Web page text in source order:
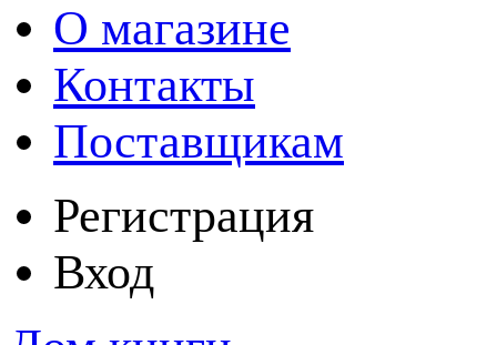
О магазине
Контакты
Поставщикам
Регистрация
Вход